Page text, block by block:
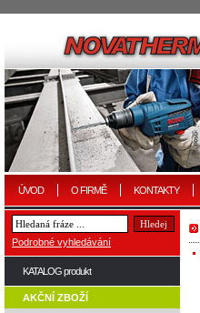
ÚVOD O FIRMĚ KONTAKTY
Podrobné vyhledávání
KATALOG produkt
AKČNÍ ZBOŽÍ